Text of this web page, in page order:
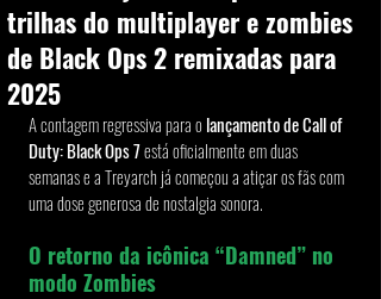
trilhas do multiplayer e zombies
de Black Ops 2 remixadas para
2025
A contagem regressiva para o lançamento de Call of
Duty: Black Ops 7 está oficialmente em duas
semanas e a Treyarch já começou a atiçar os fãs com
uma dose generosa de nostalgia sonora.
O retorno da icônica “Damned” no
modo Zombies